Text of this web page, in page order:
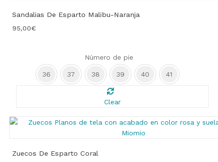
Sandalias De Esparto Malibu-Naranja
95,00€
Número de pie
36 37 38 39 40 41
Clear
Zuecos De Esparto Coral